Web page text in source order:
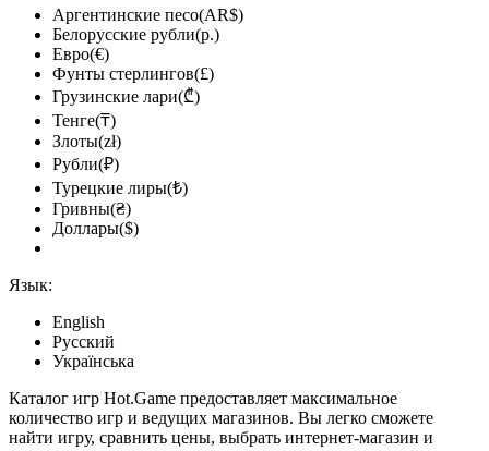
Аргентинские песо(AR$)
Белорусские рубли(р.)
Евро(€)
Фунты стерлингов(£)
Грузинские лари(₾)
Тенге(₸)
Злоты(zł)
Рубли(₽)
Турецкие лиры(₺)
Гривны(₴)
Доллары($)
Язык:
English
Русский
Українська
Каталог игр Hot.Game предоставляет максимальное
количество игр и ведущих магазинов. Вы легко сможете
найти игру, сравнить цены, выбрать интернет-магазин и